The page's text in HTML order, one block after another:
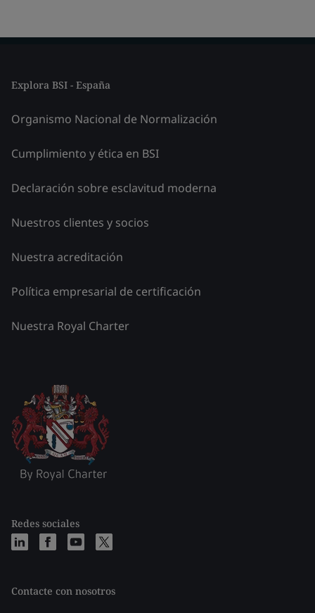
Explora BSI - España
Organismo Nacional de Normalización
Cumplimiento y ética en BSI
Declaración sobre esclavitud moderna
Nuestros clientes y socios
Nuestra acreditación
Política empresarial de certificación
Nuestra Royal Charter
Redes sociales
Contacte con nosotros